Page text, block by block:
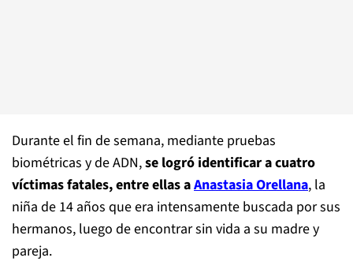
Durante el fin de semana, mediante pruebas
biométricas y de ADN,se logró identificar a cuatro
víctimas fatales, entre ellas aAnastasia Orellana, la
niña de 14 años que era intensamente buscada por sus
hermanos, luego de encontrar sin vida a su madre y
pareja.